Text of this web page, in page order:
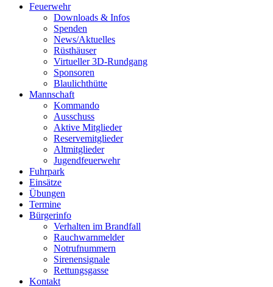
Feuerwehr
Downloads & Infos
Spenden
News/Aktuelles
Rüsthäuser
Virtueller 3D-Rundgang
Sponsoren
Blaulichthütte
Mannschaft
Kommando
Ausschuss
Aktive Mitglieder
Reservemitglieder
Altmitglieder
Jugendfeuerwehr
Fuhrpark
Einsätze
Übungen
Termine
Bürgerinfo
Verhalten im Brandfall
Rauchwarnmelder
Notrufnummern
Sirenensignale
Rettungsgasse
Kontakt